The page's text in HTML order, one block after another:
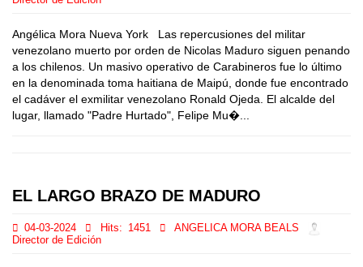
Angélica Mora Nueva York Las repercusiones del militar
venezolano muerto por orden de Nicolas Maduro siguen penando
a los chilenos. Un masivo operativo de Carabineros fue lo último
en la denominada toma haitiana de Maipú, donde fue encontrado
el cadáver el exmilitar venezolano Ronald Ojeda. El alcalde del
lugar, llamado "Padre Hurtado", Felipe Mu�...
EL LARGO BRAZO DE MADURO
04-03-2024 Hits: 1451
ANGELICA MORA BEALS
Director de Edición